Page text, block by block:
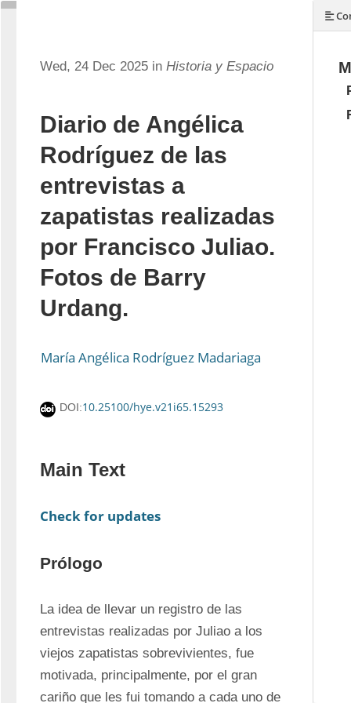
Wed, 24 Dec 2025 in Historia y Espacio
Diario de Angélica
Rodríguez de las
entrevistas a
zapatistas realizadas
por Francisco Juliao.
Fotos de Barry
Urdang.
María Angélica Rodríguez Madariaga
DOI:10.25100/hye.v21i65.15293
Main Text
Check for updates
Prólogo
La idea de llevar un registro de las
entrevistas realizadas por Juliao a los
viejos zapatistas sobrevivientes, fue
motivada, principalmente, por el gran
cariño que les fui tomando a cada uno de